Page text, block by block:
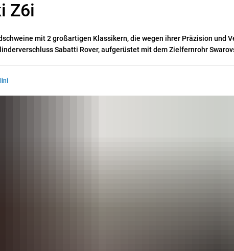
Z6i
mit 2 großartigen Klassikern, die wegen ihrer Präzision und
Sabatti Rover, aufgerüstet mit dem Zielfernrohr